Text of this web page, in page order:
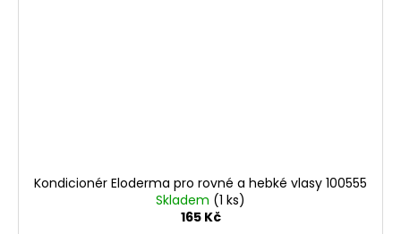
Kondicionér Eloderma pro rovné a hebké vlasy 100555
Skladem (1 ks)
165 Kč